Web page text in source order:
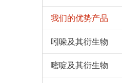
我们的优势产品
吲哚及其衍生物
嘧啶及其衍生物